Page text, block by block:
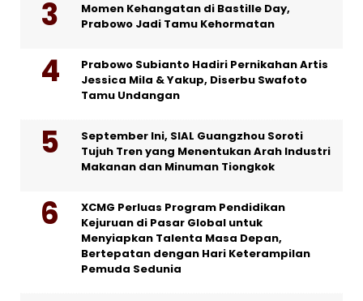
Momen Kehangatan di Bastille Day,
Prabowo Jadi Tamu Kehormatan
Prabowo Subianto Hadiri Pernikahan Artis
Jessica Mila & Yakup, Diserbu Swafoto
Tamu Undangan
September Ini, SIAL Guangzhou Soroti
Tujuh Tren yang Menentukan Arah Industri
Makanan dan Minuman Tiongkok
XCMG Perluas Program Pendidikan
Kejuruan di Pasar Global untuk
Menyiapkan Talenta Masa Depan,
Bertepatan dengan Hari Keterampilan
Pemuda Sedunia